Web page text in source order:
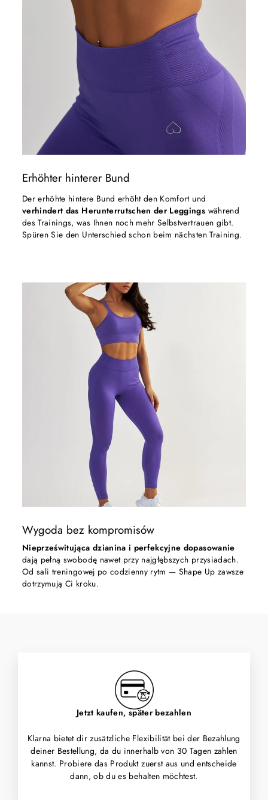
Erhöhter hinterer Bund
Der erhöhte hintere Bund erhöht den Komfort und
verhindert das Herunterrutschen der Leggings während
des Trainings, was Ihnen noch mehr Selbstvertrauen gibt.
Spüren Sie den Unterschied schon beim nächsten Training.
Wygoda bez kompromisów
Nieprześwitująca dzianina i perfekcyjne dopasowanie
dają pełną swobodę nawet przy najgłębszych przysiadach.
Od sali treningowej po codzienny rytm — Shape Up zawsze
dotrzymują Ci kroku.
Jetzt kaufen, später bezahlen
Klarna bietet dir zusätzliche Flexibilität bei der Bezahlung
deiner Bestellung, da du innerhalb von 30 Tagen zahlen
kannst. Probiere das Produkt zuerst aus und entscheide
dann, ob du es behalten möchtest.